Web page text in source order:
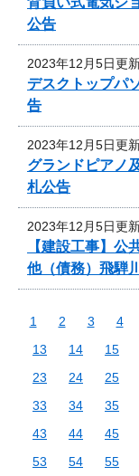
公告
2023年12月5日更
デスクトップパ
告
2023年12月5日更
グランドピアノ
札公告
2023年12月5日更
【建設工事】
他（債務）飛騨
1 2 3 4
13
14 15
23
24 25
33
34 35
43
44 45
53
54 55